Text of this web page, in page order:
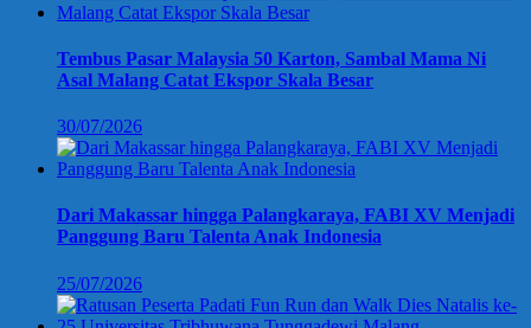
Tembus Pasar Malaysia 50 Karton, Sambal Mama Ni
Asal Malang Catat Ekspor Skala Besar
30/07/2026
Dari Makassar hingga Palangkaraya, FABI XV Menjadi
Panggung Baru Talenta Anak Indonesia
25/07/2026